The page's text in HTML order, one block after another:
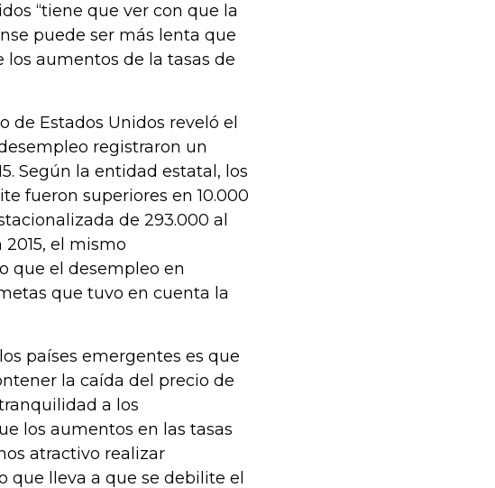
“tiene que ver con que la
puede ser más lenta que
aumentos de la tasas de
Estados Unidos reveló el
registraron un
Según la entidad estatal, los
fueron superiores en 10.000
de 293.000 al
el mismo
que el desempleo en
que tuvo en cuenta la
países emergentes es que
la caída del precio de
a los
los aumentos en las tasas
atractivo realizar
que lleva a que se debilite el